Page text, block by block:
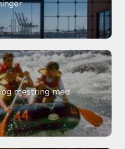
mestring med